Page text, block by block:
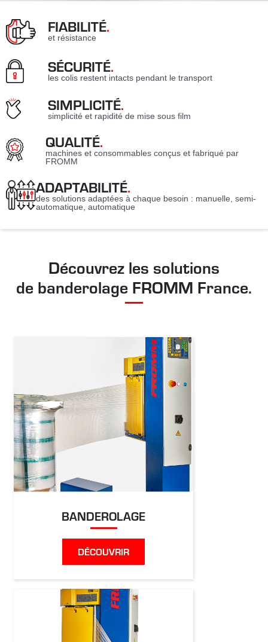
FIABILITÉ.
et résistance
SÉCURITÉ.
les colis restent intacts pendant le transport
SIMPLICITÉ.
simplicité et rapidité de mise sous film
QUALITÉ.
machines et consommables conçus et fabriqué par
FROMM
ADAPTABILITÉ.
des solutions adaptées à chaque besoin : manuelle, semi-
automatique, automatique
Découvrez les solutions
de banderolage FROMM France.
BANDEROLAGE
DÉCOUVRIR